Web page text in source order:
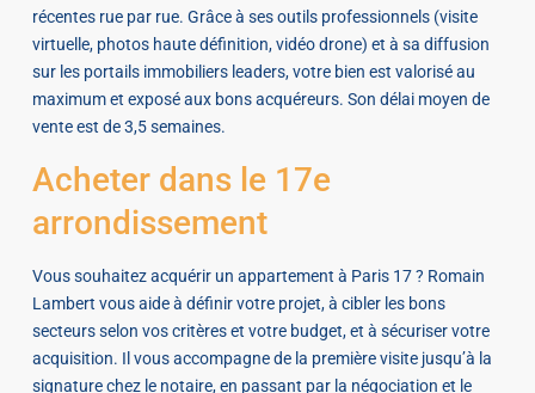
récentes rue par rue. Grâce à ses outils professionnels (visite
virtuelle, photos haute définition, vidéo drone) et à sa diffusion
sur les portails immobiliers leaders, votre bien est valorisé au
maximum et exposé aux bons acquéreurs. Son délai moyen de
vente est de 3,5 semaines.
Acheter dans le 17e
arrondissement
Vous souhaitez acquérir un appartement à Paris 17 ? Romain
Lambert vous aide à définir votre projet, à cibler les bons
secteurs selon vos critères et votre budget, et à sécuriser votre
acquisition. Il vous accompagne de la première visite jusqu’à la
signature chez le notaire, en passant par la négociation et le